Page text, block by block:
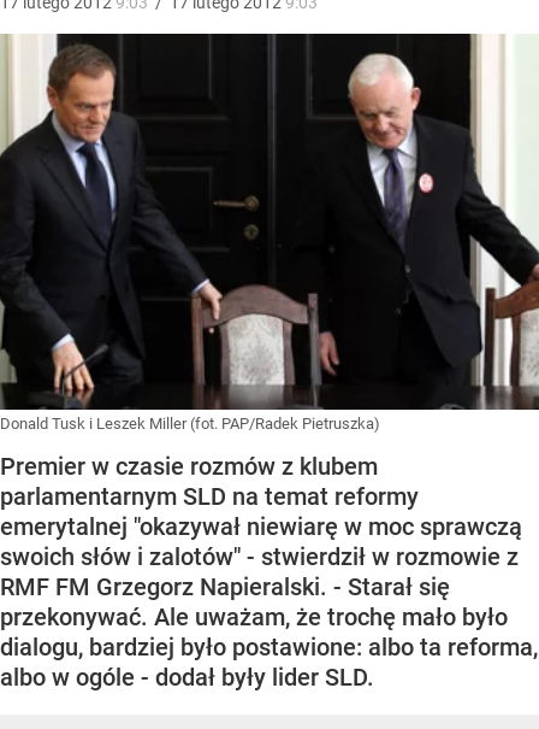
Donald Tusk i Leszek Miller (fot. PAP/Radek Pietruszka)
Premier w czasie rozmów z klubem
parlamentarnym SLD na temat reformy
emerytalnej "okazywał niewiarę w moc sprawczą
swoich słów i zalotów" - stwierdził w rozmowie z
RMF FM Grzegorz Napieralski. - Starał się
przekonywać. Ale uważam, że trochę mało było
dialogu, bardziej było postawione: albo ta reforma,
albo w ogóle - dodał były lider SLD.